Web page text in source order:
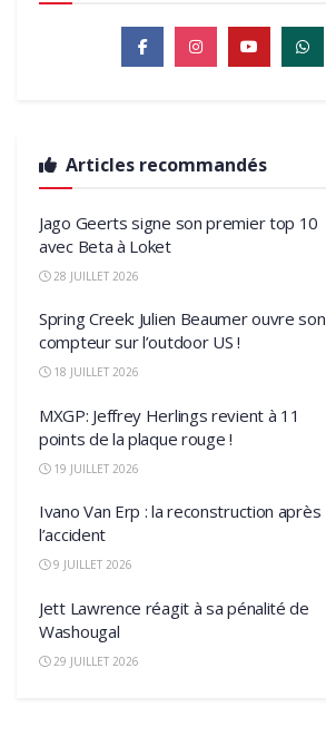
Articles recommandés
Jago Geerts signe son premier top 10
avec Beta à Loket
28 JUILLET 2026
Spring Creek: Julien Beaumer ouvre son
compteur sur l’outdoor US !
18 JUILLET 2026
MXGP: Jeffrey Herlings revient à 11
points de la plaque rouge !
19 JUILLET 2026
Ivano Van Erp : la reconstruction après
l’accident
9 JUILLET 2026
Jett Lawrence réagit à sa pénalité de
Washougal
29 JUILLET 2026